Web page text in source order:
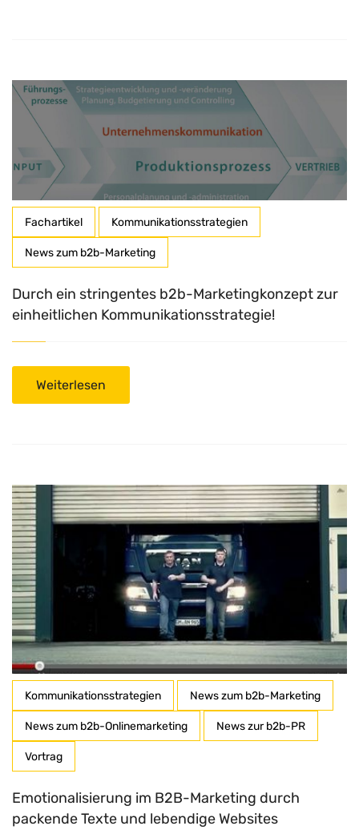
Fachartikel Kommunikationsstrategien
News zum b2b-Marketing
Durch ein stringentes b2b-Marketingkonzept zur
einheitlichen Kommunikationsstrategie!
Weiterlesen
Kommunikationsstrategien News zum b2b-Marketing
News zum b2b-Onlinemarketing News zur b2b-PR
Vortrag
Emotionalisierung im B2B-Marketing durch
packende Texte und lebendige Websites